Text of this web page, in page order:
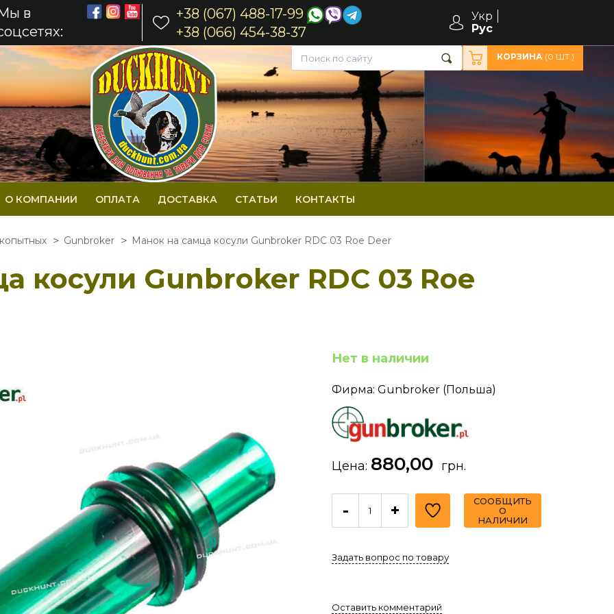
в
+38 (067) 488-17-99
+38 (066) 454-38-37
Укр
Рус
КОРЗИНА (0 ШТ.)
О КОМПАНИИ ОПЛАТА ДОСТАВКА СТАТЬИ КОНТАКТЫ
Gunbroker Манок на самца косули Gunbroker RDC 03 Roe Deer
косули Gunbroker RDC 03 Roe
Нет в наличии
Фирма: Gunbroker (Польша)
Цена: 880,00 грн.
- +
СООБЩИТЬ
О
НАЛИЧИИ
Задать вопрос по товару
Оставить комментарий